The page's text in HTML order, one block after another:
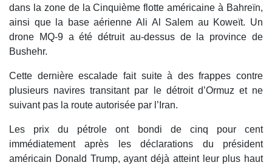
dans la zone de la Cinquième flotte américaine à Bahreïn,
ainsi que la base aérienne Ali Al Salem au Koweït. Un
drone MQ-9 a été détruit au-dessus de la province de
Bushehr.
Cette dernière escalade fait suite à des frappes contre
plusieurs navires transitant par le détroit d’Ormuz et ne
suivant pas la route autorisée par l’Iran.
Les prix du pétrole ont bondi de cinq pour cent
immédiatement après les déclarations du président
américain Donald Trump, ayant déjà atteint leur plus haut